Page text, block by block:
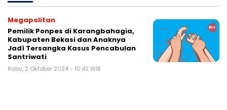
Megapolitan
Pemilik Ponpes di Karangbahagia,
Kabupaten Bekasi dan Anaknya
Jadì Tersangka Kasus Pencabulan
Santriwati
Rabu, 2 Oktober 2024 - 10:42 WIB